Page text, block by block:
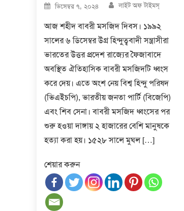
Posted
on
ডিসেম্বর ৭, ২০২৪ Author
লাইট অফ টাইমস্
আজ শহীদ বাবরী মসজিদ দিবস। ১৯৯২
সালের ৬ ডিসেম্বর উগ্র হিন্দুত্ববাদী সন্ত্রাসীরা
ভারতের উত্তর প্রদেশ রাজ্যের ফৈজাবাদে
অবস্থিত ঐতিহাসিক বাবরী মসজিদটি ধ্বংস
করে দেয়। এতে অংশ নেয় বিশ্ব হিন্দু পরিষদ
(ভিএইচপি), ভারতীয় জনতা পার্টি (বিজেপি)
এবং শিব সেনা। বাবরী মসজিদ ধ্বংসের পর
শুরু হওয়া দাঙ্গায় ২ হাজারের বেশি মানুষকে
হত্যা করা হয়। ১৫২৮ সালে মুঘল […]
শেয়ার করুন